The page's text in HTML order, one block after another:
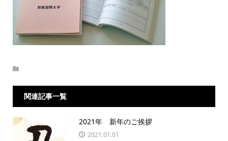
関連記事一覧
2021年 新年のご挨拶
2021.01.01